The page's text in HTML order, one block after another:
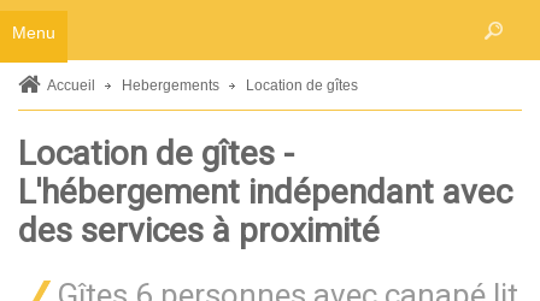
Menu
Accueil Hebergements Location de gîtes
Location de gîtes -
L'hébergement indépendant avec
des services à proximité
Hebergements
Chambres à l'hôtel
Location de gîtes
Seniors
Restaurant
Activités